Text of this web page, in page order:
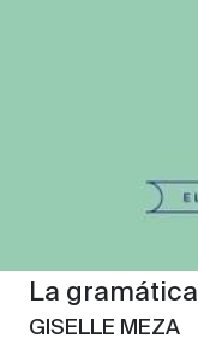
La
GISELLE MEZA